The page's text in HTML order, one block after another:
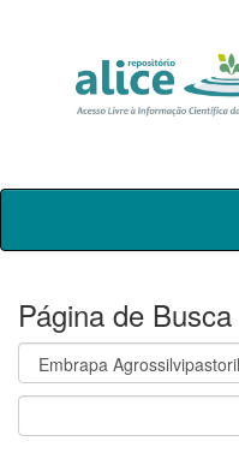
Skip
Página de Busca